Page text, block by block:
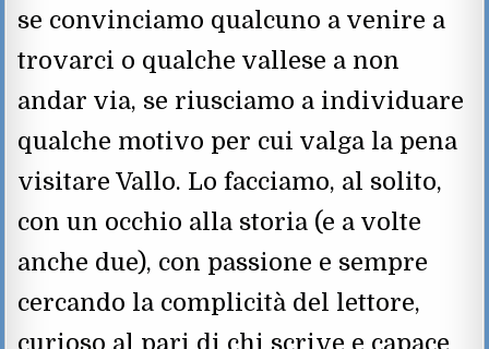
se convinciamo qualcuno a venire a
trovarci o qualche vallese a non
andar via, se riusciamo a individuare
qualche motivo per cui valga la pena
visitare Vallo. Lo facciamo, al solito,
con un occhio alla storia (e a volte
anche due), con passione e sempre
cercando la complicità del lettore,
curioso al pari di chi scrive e capace